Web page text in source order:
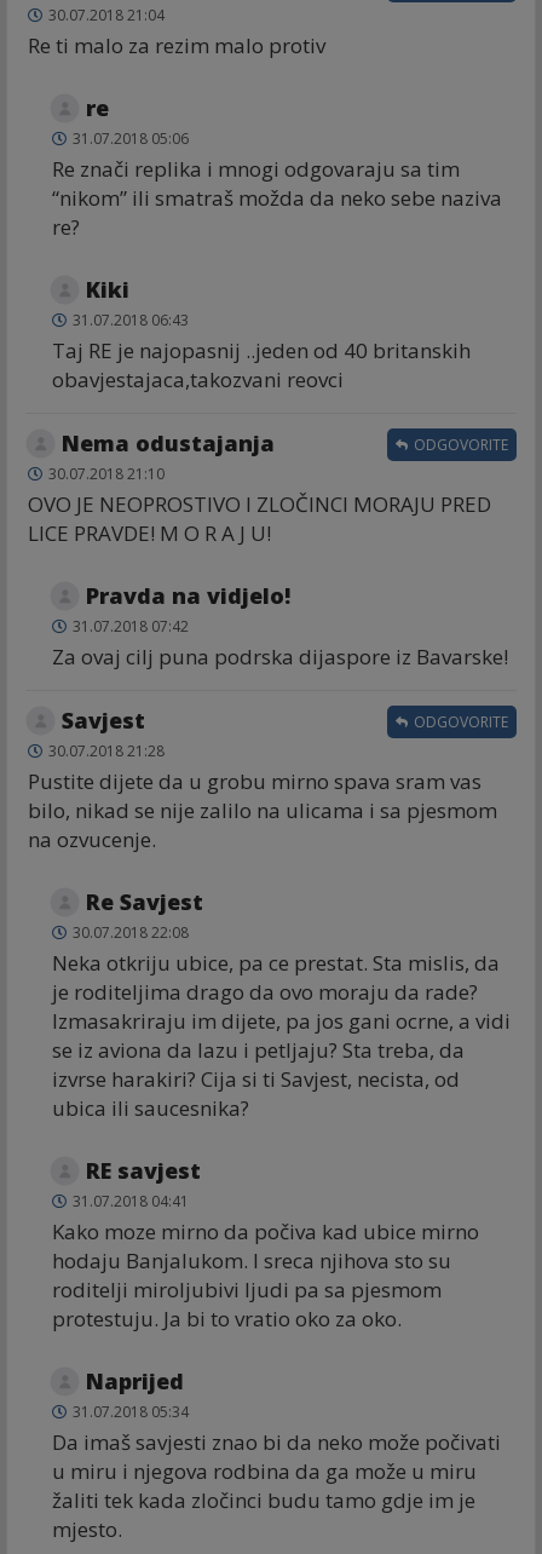
30.07.2018 21:04
Re ti malo za rezim malo protiv
re
31.07.2018 05:06
Re znači replika i mnogi odgovaraju sa tim
“nikom” ili smatraš možda da neko sebe naziva
re?
Kiki
31.07.2018 06:43
Taj RE je najopasnij ..jeden od 40 britanskih
obavjestajaca,takozvani reovci
Nema odustajanja
30.07.2018 21:10
OVO JE NEOPROSTIVO I ZLOČINCI MORAJU PRED
LICE PRAVDE! M O R A J U!
ODGOVORITE
Pravda na vidjelo!
31.07.2018 07:42
Za ovaj cilj puna podrska dijaspore iz Bavarske!
Savjest
30.07.2018 21:28
Pustite dijete da u grobu mirno spava sram vas
bilo, nikad se nije zalilo na ulicama i sa pjesmom
na ozvucenje.
ODGOVORITE
Re Savjest
30.07.2018 22:08
Neka otkriju ubice, pa ce prestat. Sta mislis, da
je roditeljima drago da ovo moraju da rade?
Izmasakriraju im dijete, pa jos gani ocrne, a vidi
se iz aviona da lazu i petljaju? Sta treba, da
izvrse harakiri? Cija si ti Savjest, necista, od
ubica ili saucesnika?
RE savjest
31.07.2018 04:41
Kako moze mirno da počiva kad ubice mirno
hodaju Banjalukom. I sreca njihova sto su
roditelji miroljubivi ljudi pa sa pjesmom
protestuju. Ja bi to vratio oko za oko.
Naprijed
31.07.2018 05:34
Da imaš savjesti znao bi da neko može počivati
u miru i njegova rodbina da ga može u miru
žaliti tek kada zločinci budu tamo gdje im je
mjesto.